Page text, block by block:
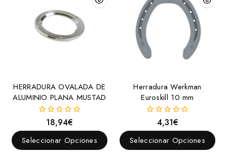
HERRADURA OVALADA DE
ALUMINIO PLANA MUSTAD
fuera
de
18,94€
Seleccionar Opciones
Herradura Werkman
Euroskill 10 mm
fuera
de
4,31€
Seleccionar Opciones